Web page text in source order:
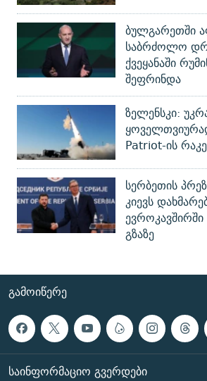
ბულგარეთში
საბრძოლო
ქვეყანაში
შეფრინდა
ზელენსკი:
Patriot-ის
სერბეთის
კიევს
ევროკავშირში
გზაზე
ᲒᲐᲛᲝᲘᲬᲔᲠᲔ
ᲡᲐᲘᲜᲤᲝᲠᲛᲐᲪᲘᲝ ᲒᲕᲔᲠᲓᲔᲑᲘ